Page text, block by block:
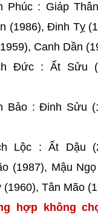
Phúc : Giáp
(1986), Đinh Tỵ
Canh Dần
Đức : Ất Sửu
Bảo : Đinh Sửu
Lộc : Ất Dậu
(1987), Mậu
(1960), Tân Mão
hợp không